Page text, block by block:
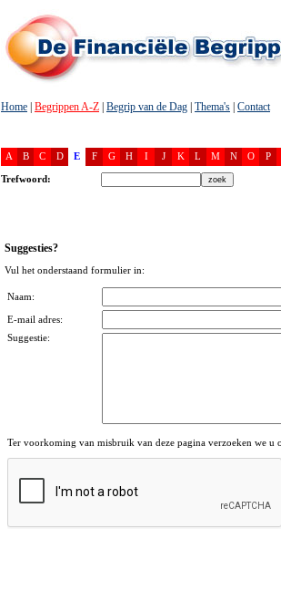
Home Begrippen A-Z Begrip van de Dag Thema's Contact
A B C D E F G H I J K L M N O P
Trefwoord:
Suggesties?
Vul het onderstaand formulier in:
Naam:
E-mail adres:
Suggestie:
Ter voorkoming van misbruik van deze pagina verzoeken we u